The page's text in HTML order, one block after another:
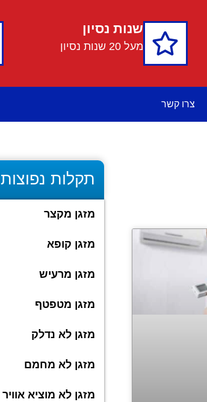
שנות נסיון​
מעל 20 שנות נסיון
צרו קשר
תקלות נפוצות
מזגן מקצר
מזגן קופא​
מזגן מרעיש
מזגן מטפטף
מזגן לא נדלק
מזגן לא מחמם
מזגן לא מוציא אוויר